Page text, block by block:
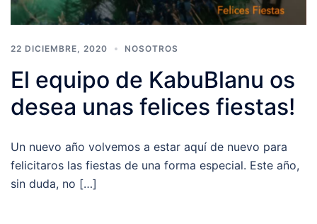
22 DICIEMBRE, 2020 NOSOTROS
El equipo de KabuBlanu os
desea unas felices fiestas!
Un nuevo año volvemos a estar aquí de nuevo para
felicitaros las fiestas de una forma especial. Este año,
sin duda, no […]